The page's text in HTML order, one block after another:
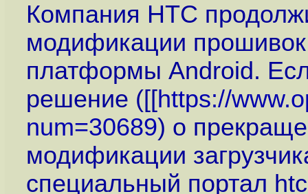
Компания HTC
модификации
платформы Android.
решение ([[https://
num=30689) о
модификации
специальный портал